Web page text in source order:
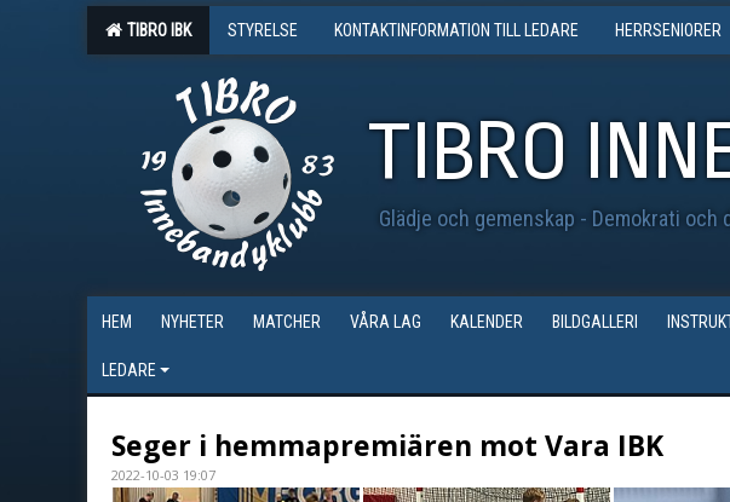
TIBRO IBK STYRELSE KONTAKTINFORMATION TILL LEDARE HERRSENIORER
TIBRO
Glädje och gemenskap - Demokrati
HEM NYHETER MATCHER VÅRA LAG KALENDER BILDGALLERI
LEDARE
Seger i hemmapremiären mot Vara IBK
2022-10-03 19:07